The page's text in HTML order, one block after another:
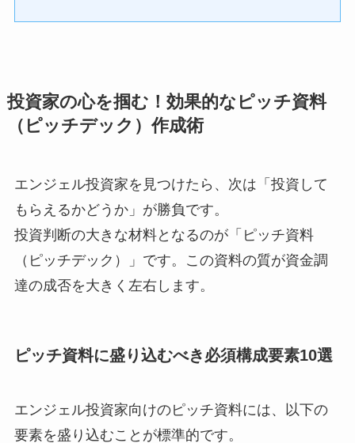
投資家の心を掴む！効果的なピッチ資料
（ピッチデック）作成術
エンジェル投資家を見つけたら、次は「投資して
もらえるかどうか」が勝負です。
投資判断の大きな材料となるのが「ピッチ資料
（ピッチデック）」です。この資料の質が資金調
達の成否を大きく左右します。
ピッチ資料に盛り込むべき必須構成要素10選
エンジェル投資家向けのピッチ資料には、以下の
要素を盛り込むことが標準的です。